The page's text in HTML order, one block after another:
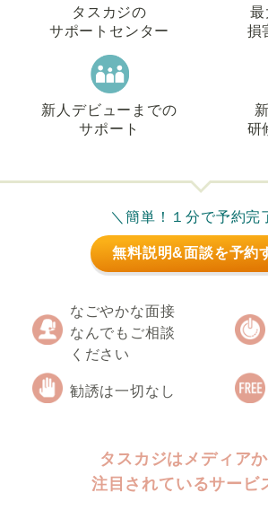
タスカジの
サポートセンター
最
損
新人デビューまでの
サポート
研
＼簡単！１分で予約完
無料説明&面談を予約
なごやかな面接
なんでもご相談
ください
勧誘は一切なし
タスカジはメディア
注目されているサービ